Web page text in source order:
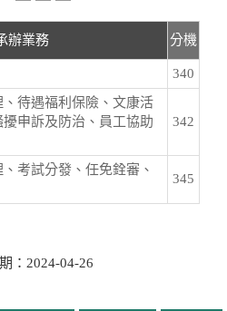
辦業務 分機
340
待遇福利保險、文康活
申訴及防治、員工協助
342
考試分發、任免銓審、
345
：2024-04-26